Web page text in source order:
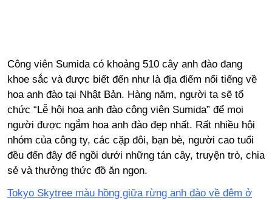
Công viên Sumida có khoảng 510 cây anh đào đang
khoe sắc và được biết đến như là địa điểm nổi tiếng về
hoa anh đào tại Nhật Bản. Hàng năm, người ta sẽ tổ
chức “Lễ hội hoa anh đào công viên Sumida” để mọi
người được ngắm hoa anh đào đẹp nhất. Rất nhiều hội
nhóm của công ty, các cặp đôi, bạn bè, người cao tuổi
đều đến đây để ngồi dưới những tán cây, truyện trò, chia
sẻ và thưởng thức đồ ăn ngon.
Tokyo Skytree màu hồng giữa rừng anh đào về đêm ở